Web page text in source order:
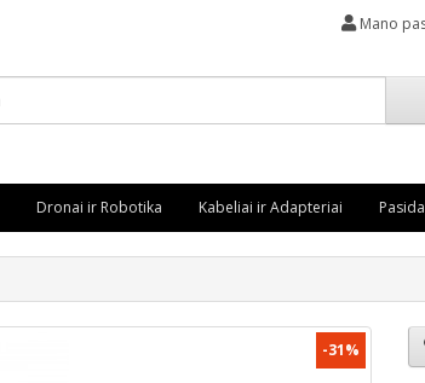
Mano
Dronai ir Robotika Kabeliai ir Adapteriai
-31%